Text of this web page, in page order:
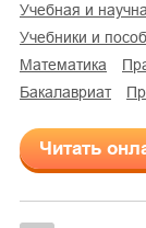
учебная и
учебники и
математика
бакалавриат
Читать